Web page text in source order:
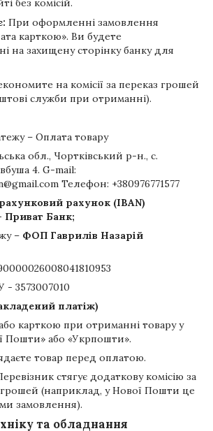
без комісій.
При оформленні замовлення
карткою». Ви будете
на захищену сторінку банку для
на комісії за переказ грошей
служби при отриманні).
– Оплата товару
обл., Чортківський р-н., с.
4. G-mail:
Телефон: +380976771577
рахунок (IBAN)
Приват Банк;
– ФОП Гаврилів Назарій
3573007010
платіж)
карткою при отриманні товару у
Пошти» або «Укрпошти».
товар перед оплатою.
стягує додаткову комісію за
грошей (наприклад, у Нової Пошти це
замовлення).
та обладнання